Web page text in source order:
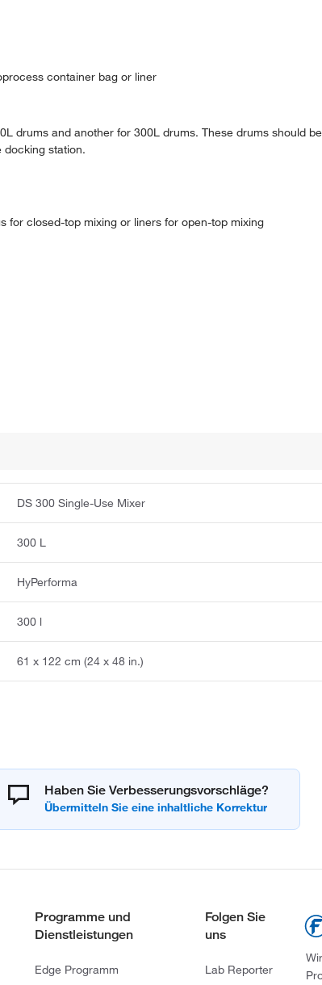
container bag or liner
drums and another for 300L drums. These drums should
docking station.
for closed-top mixing or liners for open-top mixing
DS 300 Single-Use Mixer
300 L
HyPerforma
300 l
61 x 122 cm (24 x 48 in.)
Haben Sie Verbesserungsvorschläge?
Programme und
Dienstleistungen
Edge Programm
Folgen Sie
uns
Lab Reporter